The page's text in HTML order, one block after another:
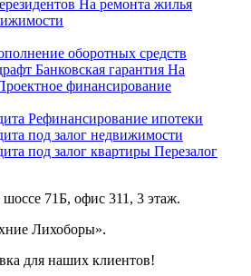
На ремонта жилья
оборотных средств
Банковская гарантия На
финансирование
Рефинансирование ипотеки
под залог недвижимости
под залог квартиры Перезалог
71Б, офис 311, 3 этаж.
Лихоборы».
для наших клиентов!